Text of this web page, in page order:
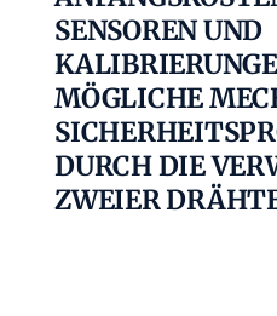
ENSOREN UND K
ALIBRIERUNGEN
ÖGLICHE
URCH DIE
WEIER